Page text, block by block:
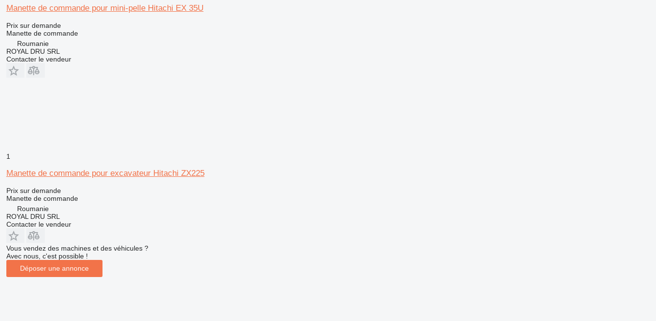
Manette de commande pour mini-pelle Hitachi EX 35U
Prix sur demande
Manette de commande
Roumanie
ROYAL DRU SRL
Contacter le vendeur
1
Manette de commande pour excavateur Hitachi ZX225
Prix sur demande
Manette de commande
Roumanie
ROYAL DRU SRL
Contacter le vendeur
Vous vendez des machines et des véhicules ?
Avec nous, c'est possible !
Déposer une annonce